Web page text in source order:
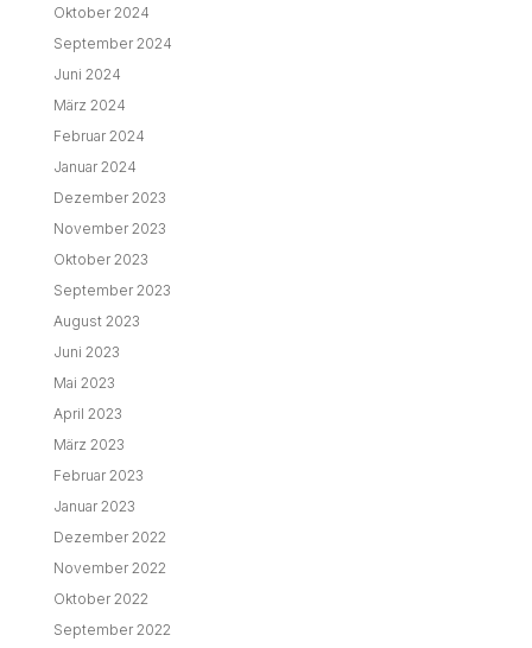
Oktober 2024
September 2024
Juni 2024
März 2024
Februar 2024
Januar 2024
Dezember 2023
November 2023
Oktober 2023
September 2023
August 2023
Juni 2023
Mai 2023
April 2023
März 2023
Februar 2023
Januar 2023
Dezember 2022
November 2022
Oktober 2022
September 2022